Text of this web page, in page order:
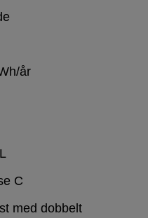
år
C
med dobbelt